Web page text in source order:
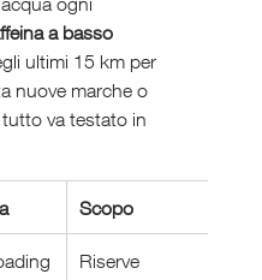
a basso
ultimi 15 km per
nuove marche o
va testato in
Scopo
Riserve